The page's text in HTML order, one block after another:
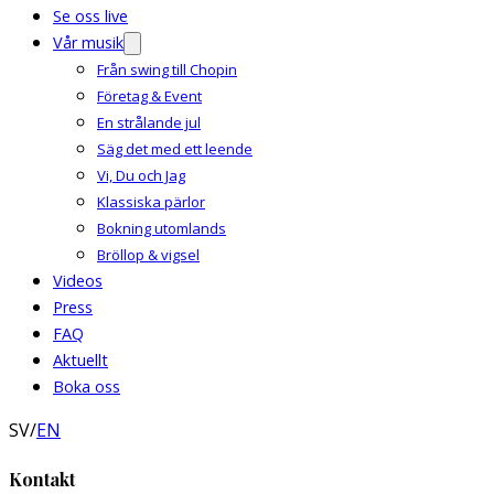
Se oss live
Vår musik
Från swing till Chopin
Företag & Event
En strålande jul
Säg det med ett leende
Vi, Du och Jag
Klassiska pärlor
Bokning utomlands
Bröllop & vigsel
Videos
Press
FAQ
Aktuellt
Boka oss
SV/EN
Kontakt